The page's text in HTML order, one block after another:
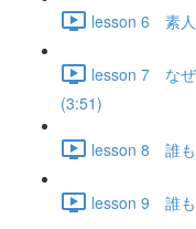
lesson 6 素人
lesson 7 なぜ
(3:51)
lesson 8 誰
lesson 9 誰